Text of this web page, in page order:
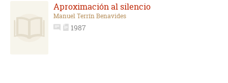
Aproximación al silencio
Manuel Terrín Benavides
1987